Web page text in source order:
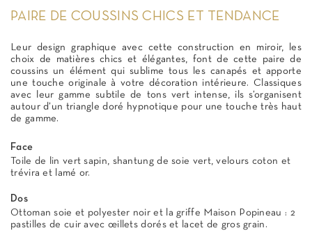
PAIRE DE COUSSINS CHICS ET TENDANCE
Leur design graphique avec cette construction en miroir, les
choix de matières chics et élégantes, font de cette paire de
coussins un élément qui sublime tous les canapés et apporte
une touche originale à votre décoration intérieure. Classiques
avec leur gamme subtile de tons vert intense, ils s’organisent
autour d’un triangle doré hypnotique pour une touche très haut
de gamme.
Face
Toile de lin vert sapin, shantung de soie vert, velours coton et
trévira et lamé or.
Dos
Ottoman soie et polyester noir et la griffe Maison Popineau : 2
pastilles de cuir avec œillets dorés et lacet de gros grain.